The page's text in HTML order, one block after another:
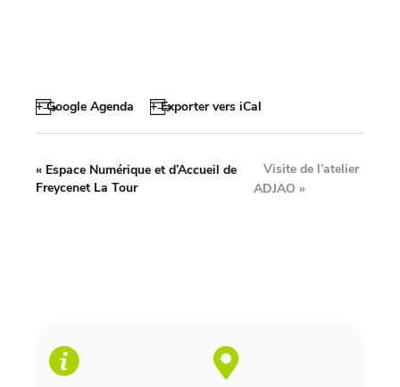
+ Google Agenda + Exporter vers iCal
« Espace Numérique et d’Accueil de
Freycenet La Tour
Visite de l’atelier
ADJAO »